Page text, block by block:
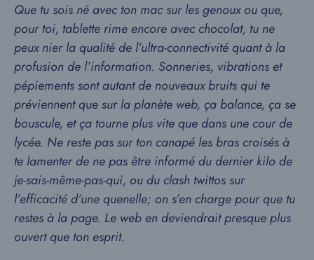
Que tu sois né avec ton mac sur les genoux ou que,
pour toi, tablette rime encore avec chocolat, tu ne
peux nier la qualité de l’ultra-connectivité quant à la
profusion de l’information. Sonneries, vibrations et
pépiements sont autant de nouveaux bruits qui te
préviennent que sur la planète web, ça balance, ça se
bouscule, et ça tourne plus vite que dans une cour de
lycée. Ne reste pas sur ton canapé les bras croisés à
te lamenter de ne pas être informé du dernier kilo de
je-sais-même-pas-qui, ou du clash twittos sur
l’efficacité d’une quenelle; on s’en charge pour que tu
restes à la page. Le web en deviendrait presque plus
ouvert que ton esprit.